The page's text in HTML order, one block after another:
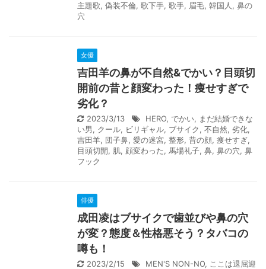
主題歌, 偽装不倫, 歌下手, 歌手, 眉毛, 韓国人 , 鼻の
穴
女優
吉田羊の鼻が不自然&でかい？目頭切
開前の昔と顔変わった！痩せすぎで
劣化？
2023/3/13 HERO, でかい, まだ結婚できな
い男, クール, ビリギャル, ブサイク, 不自然, 劣化,
吉田羊, 団子鼻, 愛の迷宮, 整形, 昔の顔, 痩せすぎ,
目頭切開, 肌, 顔変わった, 馬場礼子, 鼻, 鼻の穴, 鼻
フック
俳優
成田凌はブサイクで歯並びや鼻の穴
が変？態度＆性格悪そう？タバコの
噂も！
2023/2/15 MEN'S NON-NO, ここは退屈迎